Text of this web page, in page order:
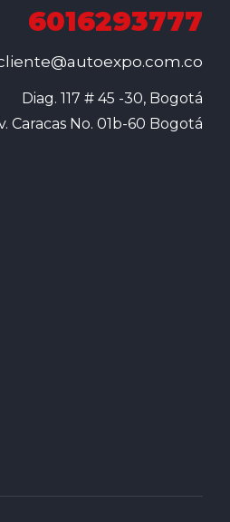
6016293777
Diag. 117 # 45 -30, Bogotá
Caracas No. 01b-60 Bogotá